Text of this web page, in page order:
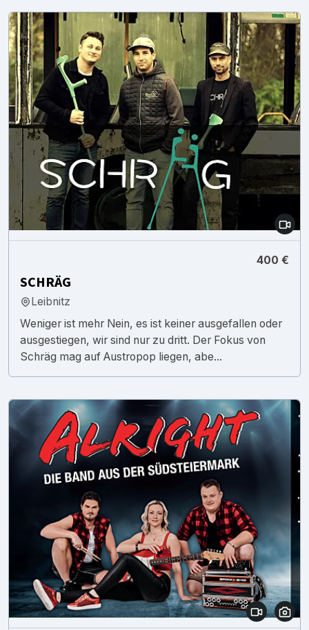
400 €
SCHRÄG
Leibnitz
Weniger ist mehr Nein, es ist keiner ausgefallen oder
ausgestiegen, wir sind nur zu dritt. Der Fokus von
Schräg mag auf Austropop liegen, abe...